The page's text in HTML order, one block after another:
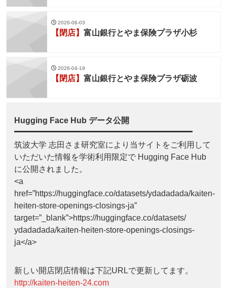
2026-06-03
【閉店】 富山銀行とやま保険プラザ小杉
2026-04-19
【閉店】 富山銀行とやま保険プラザ砺波
Hugging Face Hub データ公開
筑波大学 志田さま研究室により当サイトをご利用して
いただいた情報を学術利用限定で Hugging Face Hub
に公開されました。
<a
href=”https://huggingface.co/datasets/ydadadada/kaiten-
heiten-store-openings-closings-ja”
target=”_blank”>https://huggingface.co/datasets/
ydadadada/kaiten-heiten-store-openings-closings-
ja</a>
新しい開店閉店情報は下記URLで更新してます。
http://kaiten-heiten-24.com